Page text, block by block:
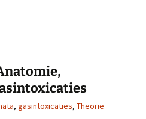
, gasintoxicaties, Theorie